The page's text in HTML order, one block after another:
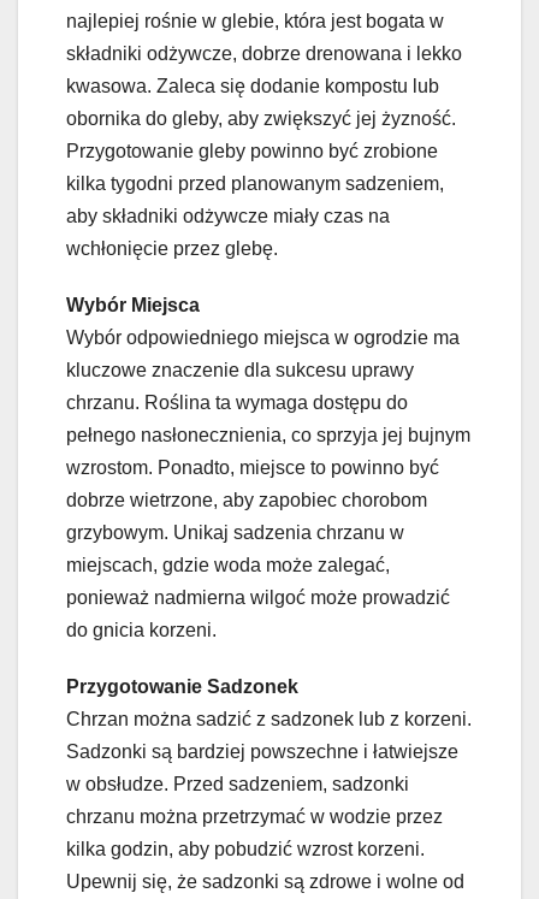
najlepiej rośnie w glebie, która jest bogata w
składniki odżywcze, dobrze drenowana i lekko
kwasowa. Zaleca się dodanie kompostu lub
obornika do gleby, aby zwiększyć jej żyzność.
Przygotowanie gleby powinno być zrobione
kilka tygodni przed planowanym sadzeniem,
aby składniki odżywcze miały czas na
wchłonięcie przez glebę.
Wybór Miejsca
Wybór odpowiedniego miejsca w ogrodzie ma
kluczowe znaczenie dla sukcesu uprawy
chrzanu. Roślina ta wymaga dostępu do
pełnego nasłonecznienia, co sprzyja jej bujnym
wzrostom. Ponadto, miejsce to powinno być
dobrze wietrzone, aby zapobiec chorobom
grzybowym. Unikaj sadzenia chrzanu w
miejscach, gdzie woda może zalegać,
ponieważ nadmierna wilgoć może prowadzić
do gnicia korzeni.
Przygotowanie Sadzonek
Chrzan można sadzić z sadzonek lub z korzeni.
Sadzonki są bardziej powszechne i łatwiejsze
w obsłudze. Przed sadzeniem, sadzonki
chrzanu można przetrzymać w wodzie przez
kilka godzin, aby pobudzić wzrost korzeni.
Upewnij się, że sadzonki są zdrowe i wolne od